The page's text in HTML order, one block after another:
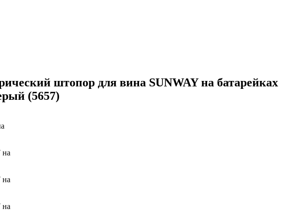
штопор для вина SUNWAY на батарейках
(5657)